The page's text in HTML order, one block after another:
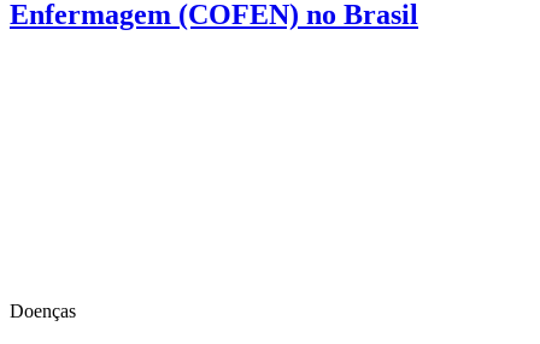
Enfermagem (COFEN) no Brasil
Doenças